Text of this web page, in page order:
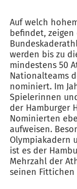
Auf welch
befindet,
werden bis zu
mindestens 50
Nationalteams
nominiert. Im
Spielerinnen
der Hamburger
Nominierten
aufweisen.
Olympiakadern
ist es der
Mehrzahl der
seinen